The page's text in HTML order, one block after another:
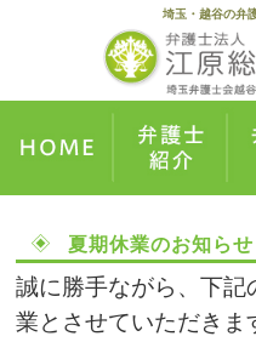
埼玉・越谷の弁
夏期休業のお知らせ
誠に勝手ながら、下記
業とさせていただきま